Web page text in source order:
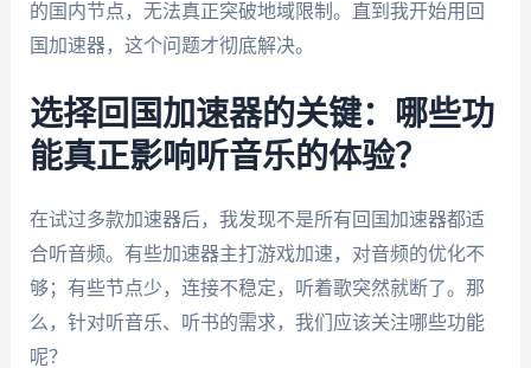
的国内节点，无法真正突破地域限制。直到我开始用回
国加速器，这个问题才彻底解决。
选择回国加速器的关键：哪些功
能真正影响听音乐的体验？
在试过多款加速器后，我发现不是所有回国加速器都适
合听音频。有些加速器主打游戏加速，对音频的优化不
够；有些节点少，连接不稳定，听着歌突然就断了。那
么，针对听音乐、听书的需求，我们应该关注哪些功能
呢？